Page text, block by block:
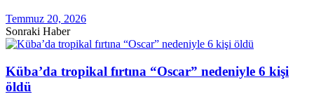
Temmuz 20, 2026
Sonraki Haber
Küba’da tropikal fırtına “Oscar” nedeniyle 6 kişi
öldü